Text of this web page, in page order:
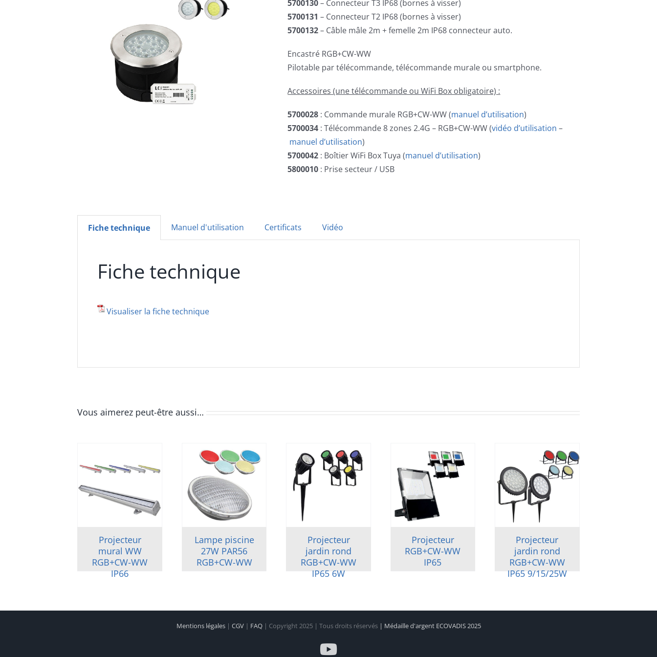
5700130– Connecteur T3 IP68 (bornes à visser)
5700131 – Connecteur T2 IP68 (bornes à visser)
5700132– Câble mâle 2m + femelle 2m IP68 connecteur auto.
Encastré RGB+CW-WW
Pilotable par télécommande, télécommande murale ou smartphone.
Accessoires (une télécommande ou WiFi Box obligatoire) :
5700028 : Commande murale RGB+CW-WW (manuel d’utilisation)
5700034 : Télécommande 8 zones 2.4G – RGB+CW-WW (vidéo d’utilisation –
manuel d’utilisation)
5700042 : Boîtier WiFi Box Tuya (manuel d’utilisation)
5800010 : Prise secteur / USB
Fiche technique Manuel d'utilisation Certificats Vidéo
Fiche technique
Visualiser la fiche technique
Vous aimerez peut-être aussi…
Projecteur
mural WW
RGB+CW-WW
IP66
Lampe piscine
27W PAR56
RGB+CW-WW
Projecteur
jardin rond
RGB+CW-WW
IP65 6W
Projecteur
RGB+CW-WW
IP65
Projecteur
jardin rond
RGB+CW-WW
IP65 9/15/25W
Mentions légales | CGV | FAQ | Copyright 2025 | Tous droits réservés | Médaille d'argent ECOVADIS 2025